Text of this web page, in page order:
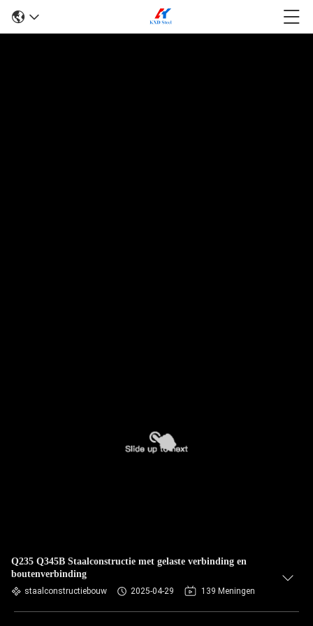
Q235 Q345B Staalconstructie met gelaste verbinding en
boutenverbinding
staalconstructiebouw 2025-04-29 139 Meningen